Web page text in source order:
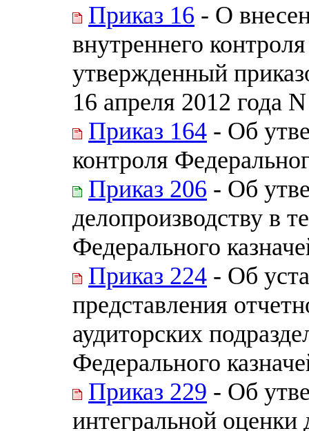
Приказ 16 - О
внутреннего
утвержденный
16 апреля 2012 года
Приказ 164 - Об
контроля
Приказ 206 - Об
делопроизводству в
Федерального
Приказ 224 - Об
представления
аудиторских
Федерального
Приказ 229 - Об
интегральной оценки